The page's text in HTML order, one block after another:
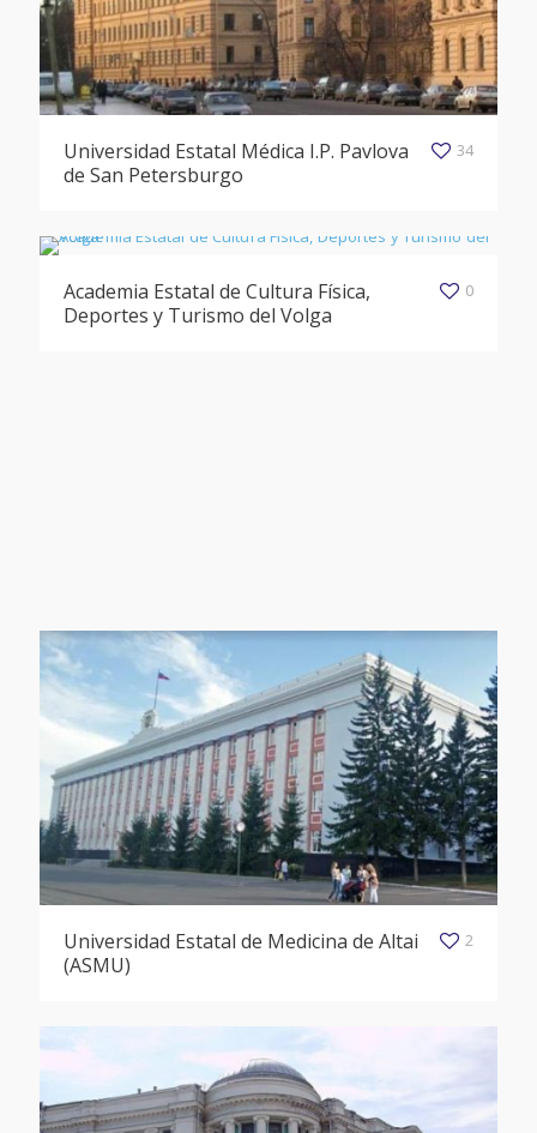
Universidad Estatal Médica I.P. Pavlova
de San Petersburgo
34
Academia Estatal de Cultura Física,
Deportes y Turismo del Volga
0
Universidad Estatal de Medicina de Altai
(ASMU)
2